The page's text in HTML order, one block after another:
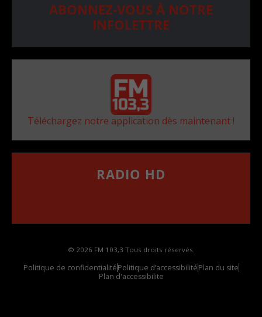
ABONNEZ-VOUS À NOTRE
INFOLETTRE
Téléchargez notre application dès maintenant !
RADIO HD
© 2026 FM 103,3 Tous droits réservés.
Politique de confidentialitéPolitique d’accessibilitéPlan du site
Plan d'accessibilite